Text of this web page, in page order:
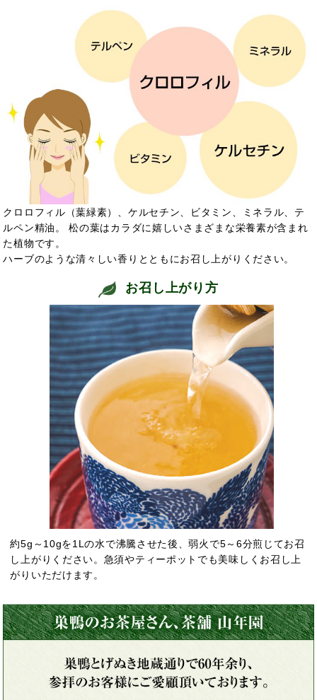
クロロフィル（葉緑素）、ケルセチン、ビタミン、ミネラル、テ
ルペン精油。 松の葉はカラダに嬉しいさまざまな栄養素が含まれ
た植物です。
ハーブのような清々しい香りとともにお召し上がりください。
お召し上がり方
約5g～10gを1Lの水で沸騰させた後、弱火で5～6分煎じてお召
し上がりください。急須やティーポットでも美味しくお召し上
がりいただけます。